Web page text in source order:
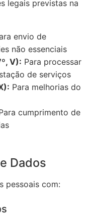
legais previstas na
envio de
não essenciais
V): Para processar
de serviços
Para melhorias do
cumprimento de
Dados
pessoais com: